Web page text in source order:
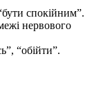
спокійним”.
нервового
“обійти”.